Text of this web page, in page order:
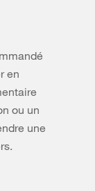
en
ou un
une